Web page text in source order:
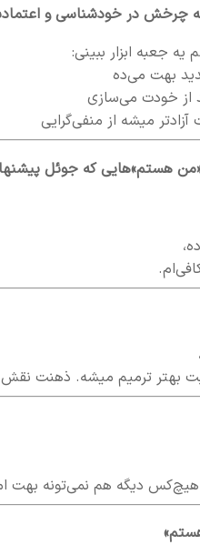
جعبه ابزار ببینی:
بهت می‌ده
از خودت می‌سازی
میشه از منفی‌گرایی
«من هستم»‌هایی که جوئل
بهتر ترمیم میشه. ذهنت نقش
هیچ‌کس دیگه هم نمی‌تونه بهت